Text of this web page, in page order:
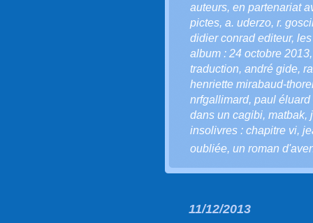
auteurs, en partenariat
pictes, a. uderzo, r.
didier conrad editeur,
album : 24 octobre 2013
traduction, andré gide,
henriette mirabaud-
nrfgallimard, paul éluard
dans un cagibi, matbak,
insolivres : chapitre vi,
oubliée, un roman
11/12/2013